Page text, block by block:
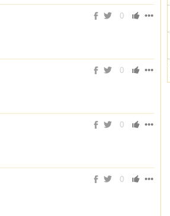
0
0
0
0